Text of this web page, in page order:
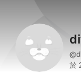
於